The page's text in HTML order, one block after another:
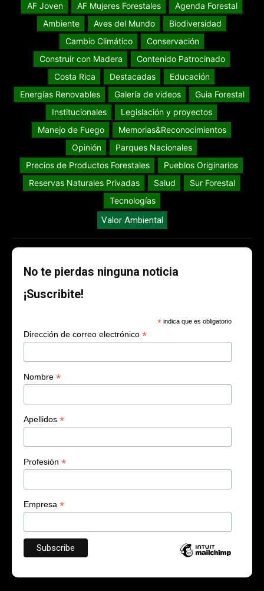
AF Joven AF Mujeres Forestales
Agenda Forestal
Ambiente
Aves del Mundo
Biodiversidad
Cambio Climático
Conservación
Construir con Madera
Contenido Patrocinado
Costa Rica
Destacadas
Educación
Energías Renovables
Galería de videos
Guia Forestal
Institucionales
Legislación y proyectos
Manejo de Fuego
Memorias&Reconocimientos
Opinión
Parques Nacionales
Precios de Productos Forestales
Pueblos Originarios
Reservas Naturales Privadas
Salud
Sur Forestal
Tecnologías
Valor Ambiental
No te pierdas ninguna noticia
¡Suscribite!
* indica que es obligatorio
Dirección de correo electrónico *
Nombre *
Apellidos *
Profesión *
Empresa *